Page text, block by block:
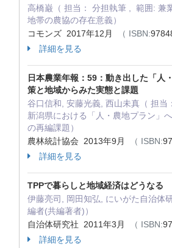
高橋巌（ 担当： 分担執筆 , 範囲: 兼
地帯の農協の存在意義）
コモンズ 2017年12月
（ ISBN:
詳細を見る
日本農業年報：59：動き出した「人
策と地域からみた実態と課題
谷口信和, 安藤光義, 西山未真（ 担
新潟県における「人・農地プラン」
の再編課題）
農林統計協会 2013年9月
（ ISBN:
詳細を見る
TPPで暮らしと地域経済はどうなる
伊藤亮司, 岡田知弘, にいがた自治体
編者(共編著者)）
自治体研究社 2011年3月
（ ISBN:
詳細を見る